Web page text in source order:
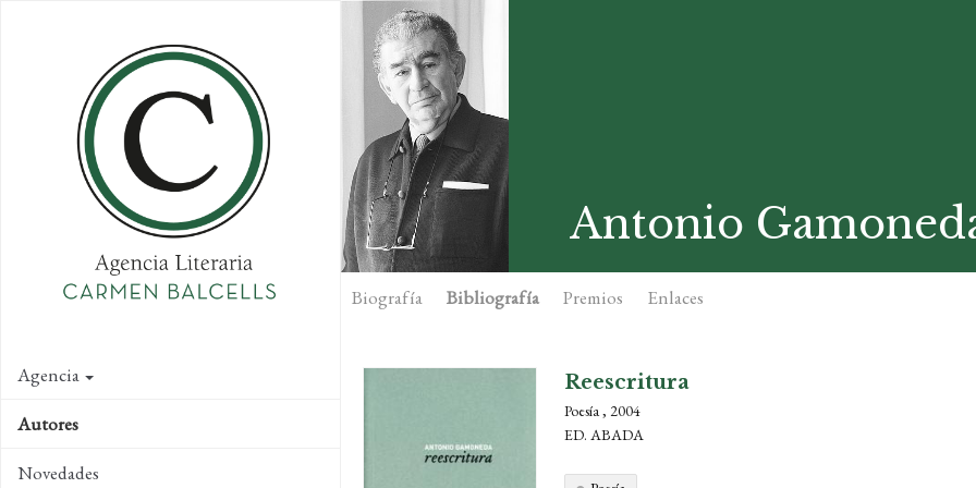
Agencia
Autores
Novedades
Antonio
Biografía Bibliografía Premios Enlaces
Reescritura
Poesía , 2004
ED. ABADA